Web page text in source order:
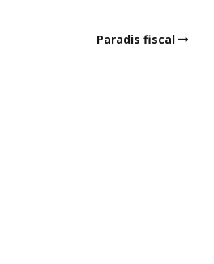
Paradis fiscal